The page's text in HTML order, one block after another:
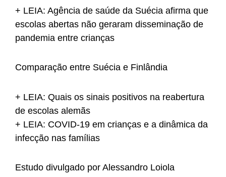
+ LEIA: Agência de saúde da Suécia afirma que
escolas abertas não geraram disseminação de
pandemia entre crianças
Comparação entre Suécia e Finlândia
+ LEIA: Quais os sinais positivos na reabertura
de escolas alemãs
+ LEIA: COVID-19 em crianças e a dinâmica da
infecção nas famílias
Estudo divulgado por Alessandro Loiola